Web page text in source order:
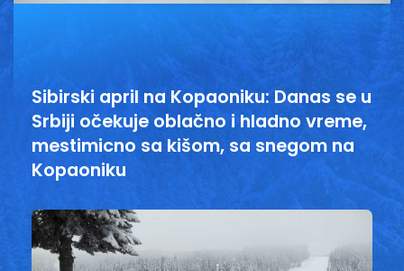
Sibirski april na Kopaoniku: Danas se u
Srbiji očekuje oblačno i hladno vreme,
mestimicno sa kišom, sa snegom na
Kopaoniku